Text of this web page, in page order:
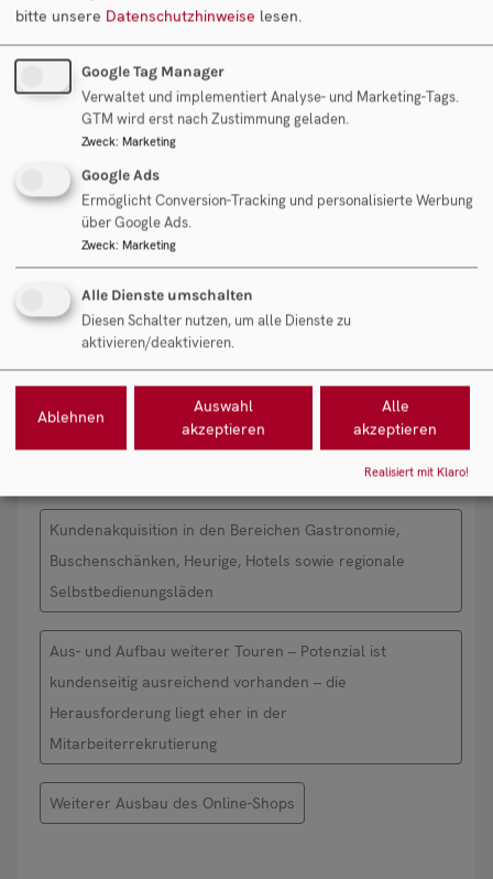
Digitalisierte Routen über App
Hohe Stammkundenbindung, nahezu ausschließlich
Privatkunden – keine Ausfälle
Geringe und gut kalkulierbare Retouren
Beliebtes Service für Kunden
Chancen
Hohes Potenzial zum Ausbau mit den vorhandenen
Ressourcen: Mit der vorhandenen technischen
Einrichtung kann der Umsatz verdreifacht werden
Kundenakquisition in den Bereichen Gastronomie,
Buschenschänken, Heurige, Hotels sowie regionale
Selbstbedienungsläden
Aus- und Aufbau weiterer Touren – Potenzial ist
kundenseitig ausreichend vorhanden – die
Herausforderung liegt eher in der
Mitarbeiterrekrutierung
Weiterer Ausbau des Online-Shops
bitte unsere Datenschutzhinweise lesen.
Google Tag Manager
Verwaltet und implementiert Analyse- und Marketing-Tags.
GTM wird erst nach Zustimmung geladen.
Zweck: Marketing
Google Ads
Ermöglicht Conversion-Tracking und personalisierte Werbung
über Google Ads.
Zweck: Marketing
Alle Dienste umschalten
Diesen Schalter nutzen, um alle Dienste zu
aktivieren/deaktivieren.
Ablehnen
Auswahl
akzeptieren
Alle
akzeptieren
Realisiert mit Klaro!